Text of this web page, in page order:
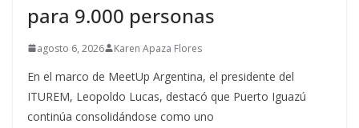
para 9.000 personas
agosto 6, 2026 Karen Apaza Flores
En el marco de MeetUp Argentina, el presidente del
ITUREM, Leopoldo Lucas, destacó que Puerto Iguazú
continúa consolidándose como uno